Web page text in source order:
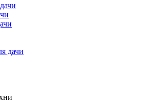
дачи